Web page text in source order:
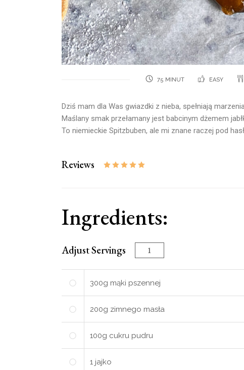
75 MINUT EASY
Dziś mam dla Was gwiazdki z nieba, spełniają
Maślany smak przełamany jest babcinym dżemem
To niemieckie Spitzbuben, ale mi znane raczej pod
Reviews
Ingredients:
Adjust Servings
300g mąki pszennej
200g zimnego masła
100g cukru pudru
1 jajko